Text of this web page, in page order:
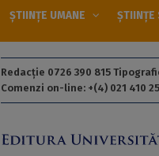
ȘTIINȚE UMANE ȘTIINȚE
Redacție 0726 390 815
Comenzi on-line: +(4) 021 410